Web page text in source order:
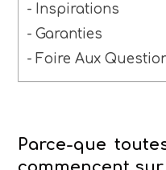
Inspirations
Garanties
Foire Aux
Parce-que